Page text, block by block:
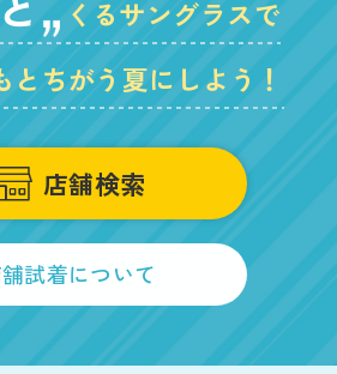
くるサングラスで
とちがう夏にしよう！
店舗検索
試着について